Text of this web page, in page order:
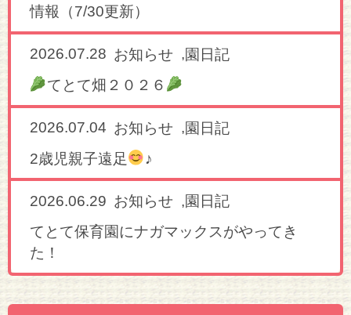
情報（7/30更新）
2026.07.28 お知らせ ,園日記
てとて畑２０２６
2026.07.04 お知らせ ,園日記
2歳児親子遠足
♪
2026.06.29 お知らせ ,園日記
てとて保育園にナガマックスがやってき
た！